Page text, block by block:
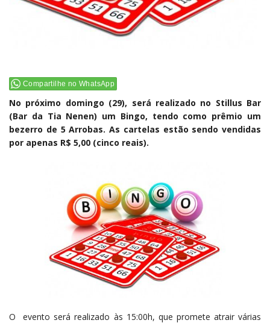
Compartilhe no WhatsApp
No próximo domingo (29), será realizado no Stillus Bar
(Bar da Tia Nenen) um Bingo, tendo como prêmio um
bezerro de 5 Arrobas. As cartelas estão sendo vendidas
por apenas R$ 5,00 (cinco reais).
O evento será realizado às 15:00h, que promete atrair várias